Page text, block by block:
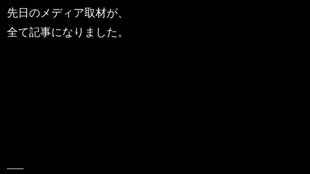
先日のメディア取材が、
全て記事になりました。
—–